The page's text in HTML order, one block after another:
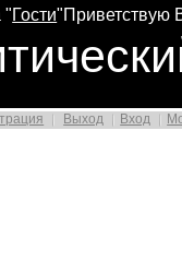
"Гости"Приветствую
Выход Вход